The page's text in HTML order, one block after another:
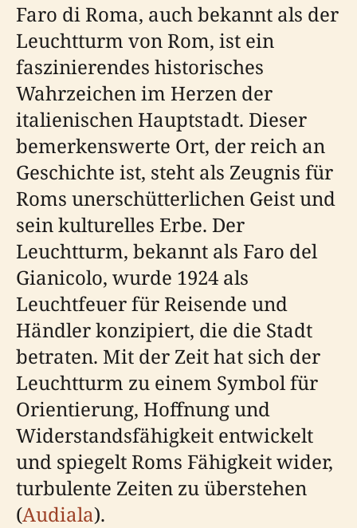
Faro di Roma, auch bekannt als der
Leuchtturm von Rom, ist ein
faszinierendes historisches
Wahrzeichen im Herzen der
italienischen Hauptstadt. Dieser
bemerkenswerte Ort, der reich an
Geschichte ist, steht als Zeugnis für
Roms unerschütterlichen Geist und
sein kulturelles Erbe. Der
Leuchtturm, bekannt als Faro del
Gianicolo, wurde 1924 als
Leuchtfeuer für Reisende und
Händler konzipiert, die die Stadt
betraten. Mit der Zeit hat sich der
Leuchtturm zu einem Symbol für
Orientierung, Hoffnung und
Widerstandsfähigkeit entwickelt
und spiegelt Roms Fähigkeit wider,
turbulente Zeiten zu überstehen
(Audiala).